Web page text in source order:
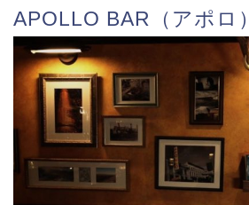
APOLLO BAR（アポロ）